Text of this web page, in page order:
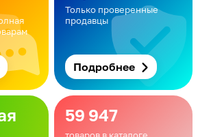
Только проверенные
продавцы
Подробнее
59 947